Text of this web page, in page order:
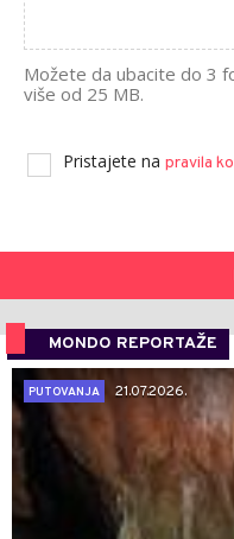
Možete da ubacite do 3
više od 25 MB.
Pristajete na pravila
MONDO REPORTAŽE
PUTOVANJA
21.07.2026.